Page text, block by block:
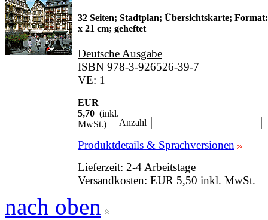
32 Seiten; Stadtplan; Übersichtskarte;
x 21 cm; geheftet
Deutsche Ausgabe
ISBN 978-3-926526-39-7
VE: 1
EUR
5,70 (inkl.
MwSt.)
Anzahl
Produktdetails & Sprachversionen
Lieferzeit: 2-4 Arbeitstage
Versandkosten: EUR 5,50 inkl. MwSt.
nach oben